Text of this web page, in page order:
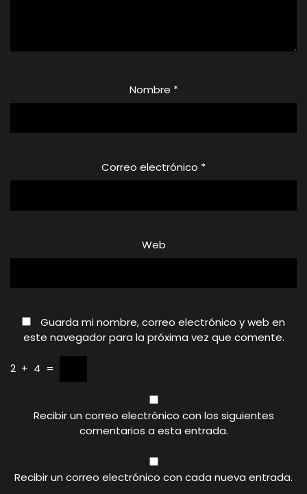
Nombre *
Correo electrónico *
Web
Guarda mi nombre, correo electrónico y web en
este navegador para la próxima vez que comente.
2 + 4 =
Recibir un correo electrónico con los siguientes
comentarios a esta entrada.
Recibir un correo electrónico con cada nueva entrada.